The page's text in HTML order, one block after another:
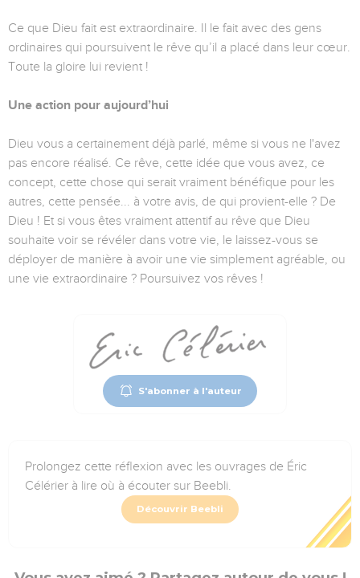
Ce que Dieu fait est extraordinaire. Il le fait avec des gens
ordinaires qui poursuivent le rêve qu’il a placé dans leur cœur.
Toute la gloire lui revient !
Une action pour aujourd’hui
Dieu vous a certainement déjà parlé, même si vous ne l'avez
pas encore réalisé. Ce rêve, cette idée que vous avez, ce
concept, cette chose qui serait vraiment bénéfique pour les
autres, cette pensée... à votre avis, de qui provient-elle ? De
Dieu ! Et si vous êtes vraiment attentif au rêve que Dieu
souhaite voir se révéler dans votre vie, le laissez-vous se
déployer de manière à avoir une vie simplement agréable, ou
une vie extraordinaire ? Poursuivez vos rêves !
S'abonner à l'auteur
Prolongez cette réflexion avec les ouvrages de Éric
Célérier à lire où à écouter sur Beebli.
Découvrir Beebli